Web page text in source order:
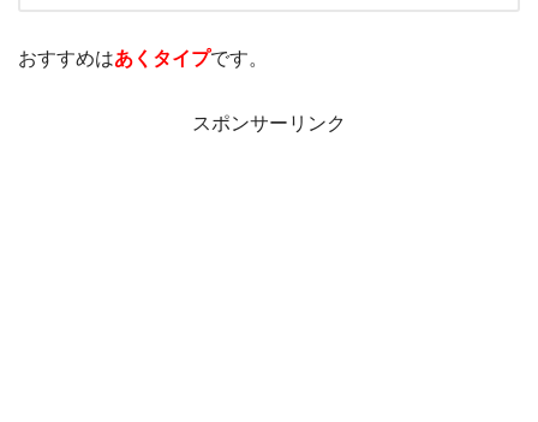
おすすめはあくタイプです。
スポンサーリンク